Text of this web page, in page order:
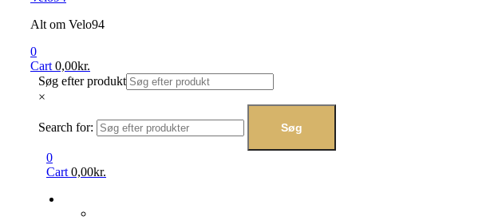
Alt om Velo94
0
Cart 0,00kr.
Søg efter produkt
×
Search for: Søg
0
Cart 0,00kr.